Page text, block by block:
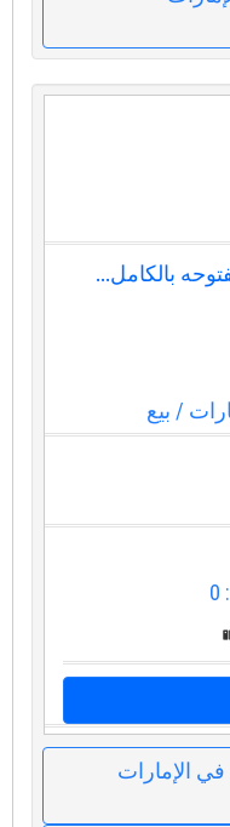
بالكامل...
/ بيع
الإمارات